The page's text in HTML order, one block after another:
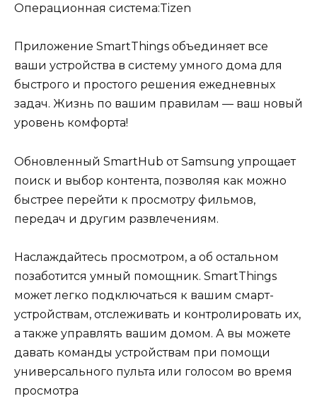
Операционная система:Tizen
Приложение SmartThings объединяет все
ваши устройства в систему умного дома для
быстрого и простого решения ежедневных
задач. Жизнь по вашим правилам — ваш новый
уровень комфорта!
Обновленный SmartHub от Samsung упрощает
поиск и выбор контента, позволяя как можно
быстрее перейти к просмотру фильмов,
передач и другим развлечениям.
Наслаждайтесь просмотром, а об остальном
позаботится умный помощник. SmartThings
может легко подключаться к вашим смарт-
устройствам, отслеживать и контролировать их,
а также управлять вашим домом. А вы можете
давать команды устройствам при помощи
универсального пульта или голосом во время
просмотра